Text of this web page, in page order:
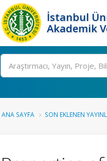
İstanbul
Akademik
Ara
ANA SAYFA SON EKLENEN